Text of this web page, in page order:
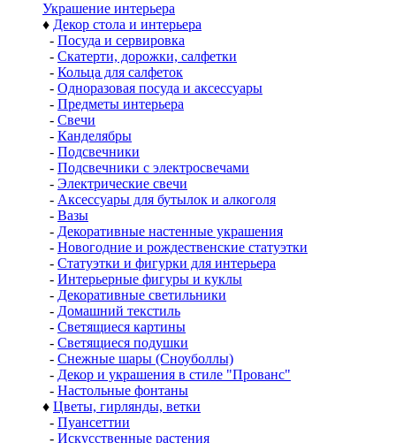
Украшение интерьера
♦ Декор стола и интерьера
- Посуда и сервировка
- Скатерти, дорожки, салфетки
- Кольца для салфеток
- Одноразовая посуда и аксессуары
- Предметы интерьера
- Свечи
- Канделябры
- Подсвечники
- Подсвечники с электросвечами
- Электрические свечи
- Аксессуары для бутылок и алкоголя
- Вазы
- Декоративные настенные украшения
- Новогодние и рождественские статуэтки
- Статуэтки и фигурки для интерьера
- Интерьерные фигуры и куклы
- Декоративные светильники
- Домашний текстиль
- Светящиеся картины
- Светящиеся подушки
- Снежные шары (Сноуболлы)
- Декор и украшения в стиле "Прованс"
- Настольные фонтаны
♦ Цветы, гирлянды, ветки
- Пуансеттии
- Искусственные растения